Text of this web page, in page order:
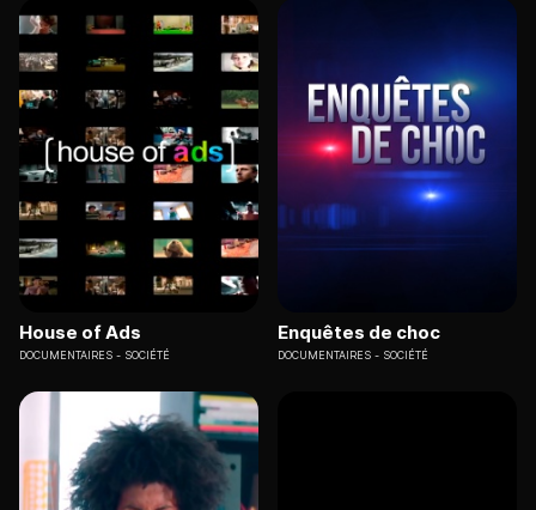
House of Ads
DOCUMENTAIRES SOCIÉTÉ
Enquêtes de choc
DOCUMENTAIRES SOCIÉTÉ